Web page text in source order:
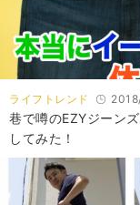
ライフトレンド
巷で噂のEZYジーン
してみた！